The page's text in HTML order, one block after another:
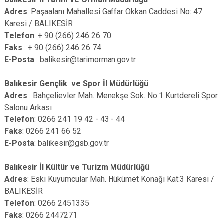
Adres: Paşaalanı Mahallesi Gaffar Okkan Caddesi No: 47
Karesi / BALIKESİR
Telefon: + 90 (266) 246 26 70
Faks : + 90 (266) 246 26 74
E-Posta : balikesir@tarimorman.gov.tr
Balıkesir Gençlik ve Spor İl Müdürlüğü
Adres : Bahçelievler Mah. Menekşe Sok. No:1 Kurtdereli Spor
Salonu Arkası
Telefon: 0266 241 19 42 - 43 - 44
Faks: 0266 241 66 52
E-Posta: balikesir@gsb.gov.tr
Balıkesir İl Kültür ve Turizm Müdürlüğü
Adres: Eski Kuyumcular Mah. Hükümet Konağı Kat:3 Karesi /
BALIKESİR
Telefon: 0266 2451335
Faks: 0266 2447271